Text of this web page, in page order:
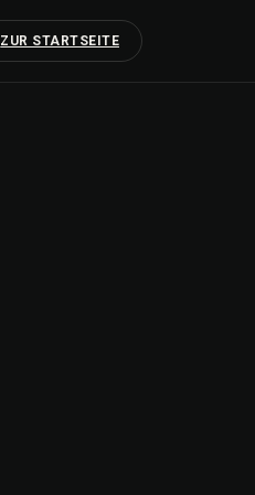
ZUR STARTSEITE